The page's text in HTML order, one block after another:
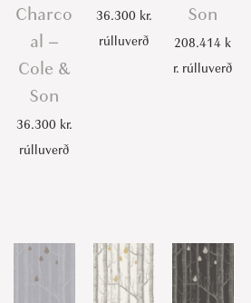
Charco
al –
Cole &
Son
36.300 kr.
rúlluverð
36.300 kr.
rúlluverð
Son
208.414 k
r. rúlluverð